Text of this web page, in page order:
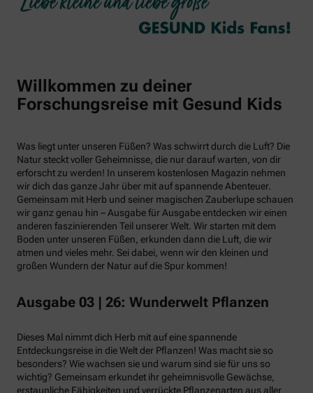
Willkommen zu deiner
Forschungsreise mit Gesund Kids
Was liegt unter unseren Füßen? Was schwirrt durch die Luft? Die
Natur steckt voller Geheimnisse, die nur darauf warten, von dir
erforscht zu werden! In unserem kostenlosen Magazin nehmen
wir dich das ganze Jahr über mit auf spannende Abenteuer.
Gemeinsam mit Herb und seiner magischen Zauberlupe schauen
wir ganz genau hin – Ausgabe für Ausgabe entdecken wir einen
anderen faszinierenden Teil unserer Welt. Wir starten mit dem
Boden unter unseren Füßen, erkunden dann die Luft, die wir
atmen und vieles mehr. Sei dabei, wenn wir den kleinen und
großen Wundern der Natur auf die Spur kommen!
Ausgabe 03 | 26: Wunderwelt Pflanzen
Dieses Mal nimmt dich Herb mit auf eine spannende
Entdeckungsreise in die Welt der Pflanzen! Was macht sie so
besonders? Wie wachsen sie und warum sind sie für uns so
wichtig? Gemeinsam erkundet ihr geheimnisvolle Gewächse,
erstaunliche Fähigkeiten und verrückte Pflanzenarten aus aller